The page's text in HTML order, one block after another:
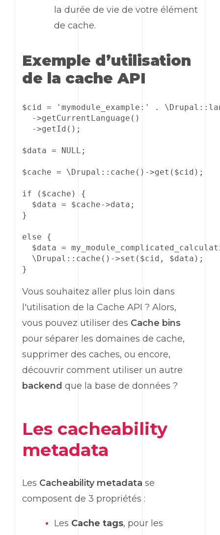
la durée de vie de votre élément
de cache.
Exemple d’utilisation
de la cache API
$cid = 'mymodule_example:' .
  ->getCurrentLanguage()
  ->getId();
$data = NULL;
$cache = \Drupal::cache()->get($cid);
if ($cache) {
  $data = $cache->data;
}
else {
$data =
  \Drupal::cache()->set($cid, $data);
}
Vous souhaitez aller plus loin dans
l'utilisation de la Cache API ? Alors,
vous pouvez utiliser des Cache bins
pour séparer les domaines de cache,
supprimer des caches, ou encore,
découvrir comment utiliser un autre
backend que la base de données ?
Les cacheability
metadata
Les Cacheability metadata se
composent de 3 propriétés :
Les Cache tags, pour les